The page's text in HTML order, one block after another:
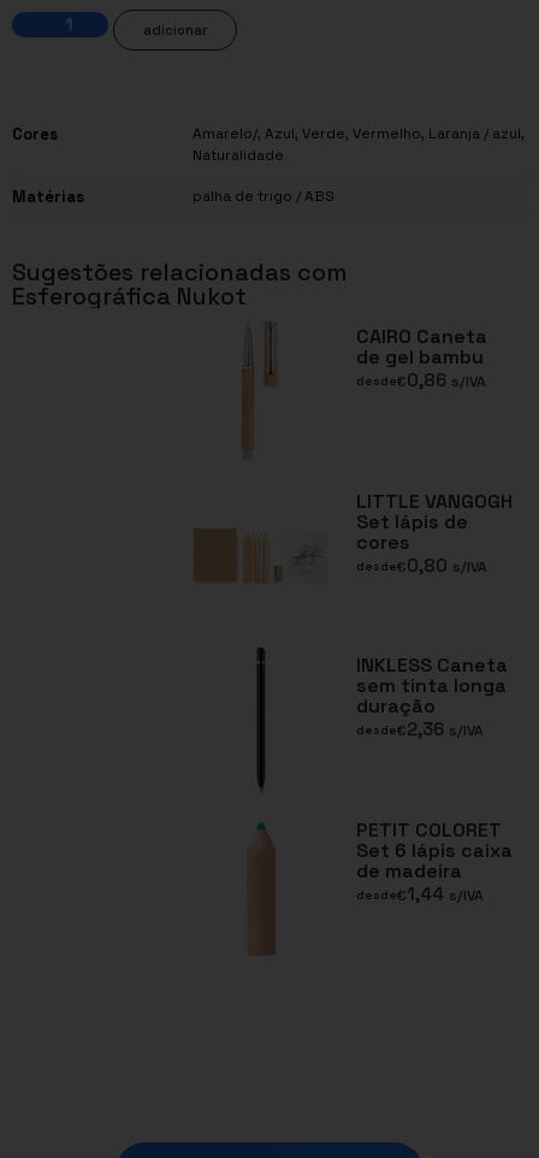
adicionar
Cores Amarelo/, Azul, Verde, Vermelho, Laranja / azul,
Naturalidade
Matérias palha de trigo / ABS
Sugestões relacionadas com
Esferográfica Nukot
CAIRO Caneta
de gel bambu
desde€0,86 s/IVA
LITTLE VANGOGH
Set lápis de
cores
desde€0,80 s/IVA
INKLESS Caneta
sem tinta longa
duração
desde€2,36 s/IVA
PETIT COLORET
Set 6 lápis caixa
de madeira
desde€1,44 s/IVA